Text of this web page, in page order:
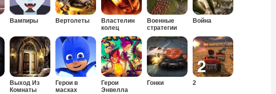
Вампиры Вертолеты
Властелин
колец
Военные
стратегии
Война
Выход Из
Комнаты
Герои в
масках
Герои
Энвелла
Гонки 2